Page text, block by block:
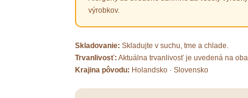
výrobkov.
Skladovanie: Skladujte v suchu, tme a chlade.
Trvanlivosť: Aktuálna trvanlivosť je uvedená na
Krajina pôvodu: Holandsko · Slovensko